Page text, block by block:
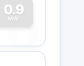
0.9
MW
0